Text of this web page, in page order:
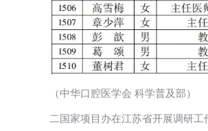
（中华口腔医学会 科学普及部）
二国家项目办在江苏省开展调研工